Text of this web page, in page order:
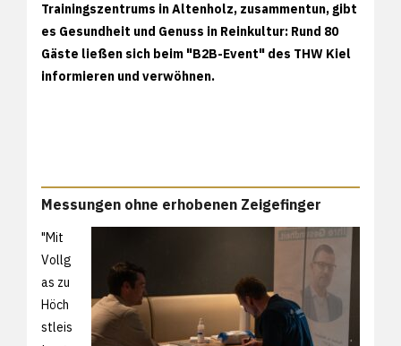
Trainingszentrums in Altenholz, zusammentun, gibt
es Gesundheit und Genuss in Reinkultur: Rund 80
Gäste ließen sich beim "B2B-Event" des THW Kiel
informieren und verwöhnen.
Messungen ohne erhobenen Zeigefinger
"Mit
Vollg
as zu
Höch
stleis